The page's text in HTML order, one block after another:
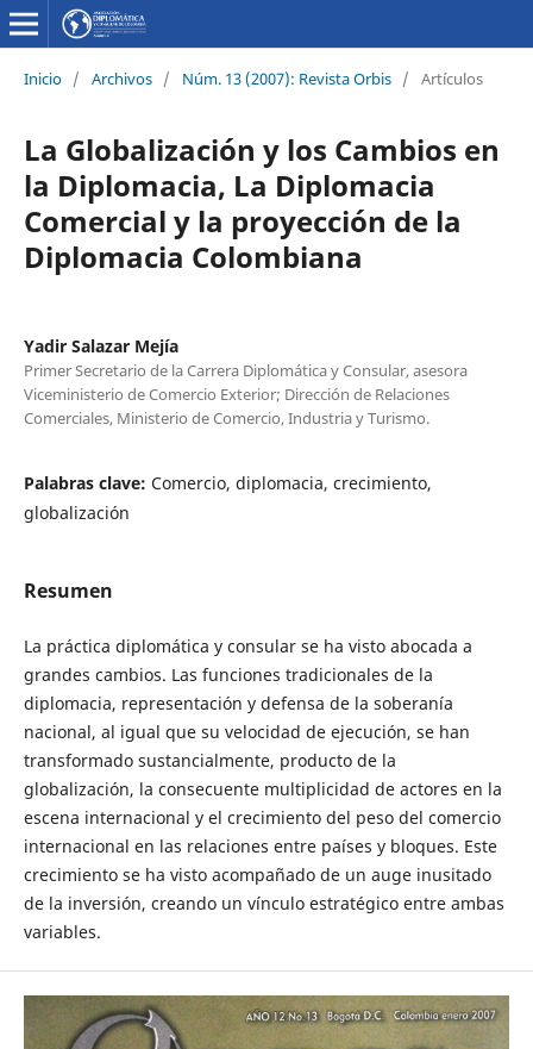
Inicio / Archivos / Núm. 13 (2007): Revista Orbis / Artículos
La Globalización y los Cambios en
la Diplomacia, La Diplomacia
Comercial y la proyección de la
Diplomacia Colombiana
Yadir Salazar Mejía
Primer Secretario de la Carrera Diplomática y Consular, asesora
Viceministerio de Comercio Exterior; Dirección de Relaciones
Comerciales, Ministerio de Comercio, Industria y Turismo.
Palabras clave: Comercio, diplomacia, crecimiento,
globalización
Resumen
La práctica diplomática y consular se ha visto abocada a
grandes cambios. Las funciones tradicionales de la
diplomacia, representación y defensa de la soberanía
nacional, al igual que su velocidad de ejecución, se han
transformado sustancialmente, producto de la
globalización, la consecuente multiplicidad de actores en la
escena internacional y el crecimiento del peso del comercio
internacional en las relaciones entre países y bloques. Este
crecimiento se ha visto acompañado de un auge inusitado
de la inversión, creando un vínculo estratégico entre ambas
variables.